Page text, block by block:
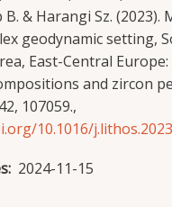
B. & Harangi Sz.
geodynamic setting,
East-Central
and zircon
107059.,
10.1016/
2024-11-15